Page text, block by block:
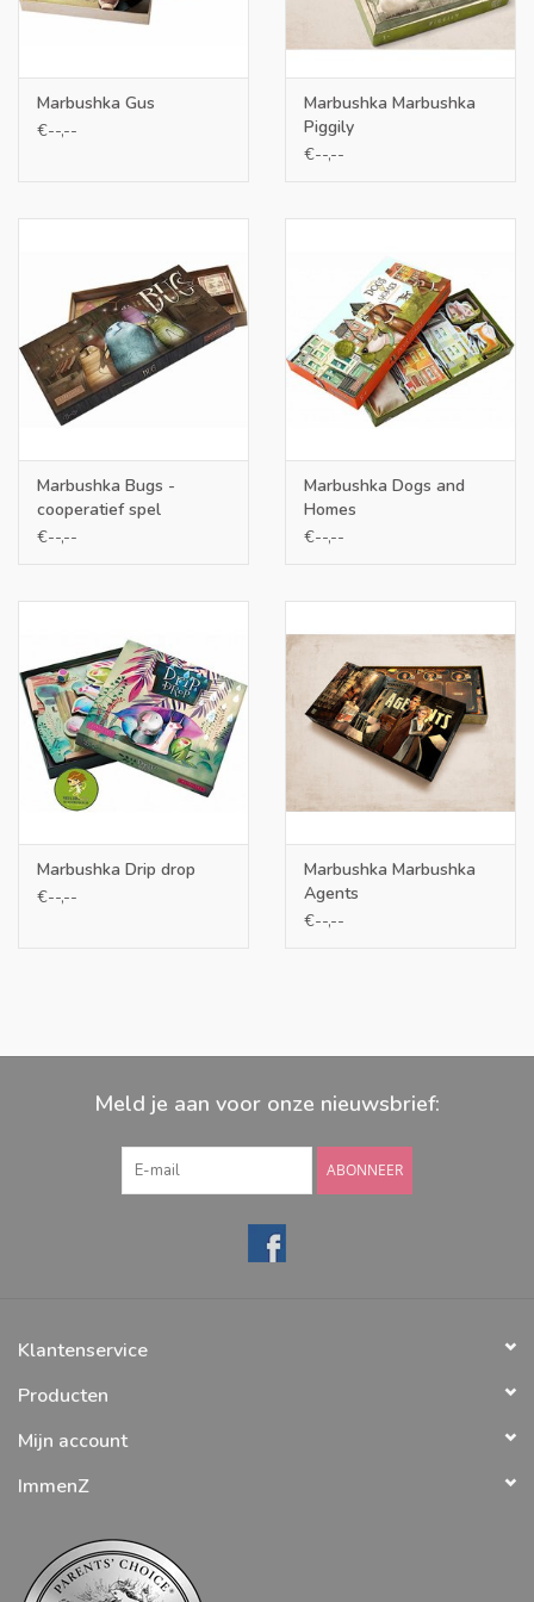
Marbushka Gus
€--,--
Marbushka Marbushka
Piggily
€--,--
Marbushka Bugs -
cooperatief spel
€--,--
Marbushka Dogs and
Homes
€--,--
Marbushka Drip drop
€--,--
Marbushka Marbushka
Agents
€--,--
Meld je aan voor onze nieuwsbrief:
ABONNEER
Klantenservice
Producten
Mijn account
ImmenZ